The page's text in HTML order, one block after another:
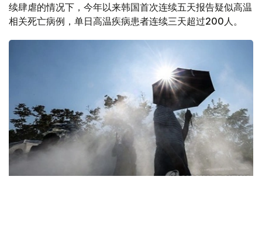
续肆虐的情况下，今年以来韩国首次连续五天报告疑似高温
相关死亡病例，单日高温疾病患者连续三天超过200人。